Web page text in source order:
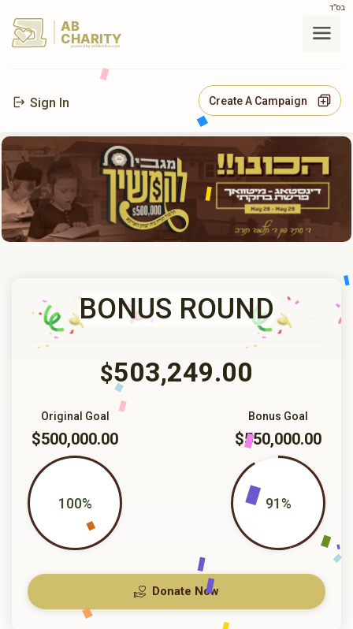
בס"ד
AB
CHARITY
powerd by ahblicklive.com
Sign In Create A Campaign
BONUS ROUND
$503,249.00
Bonus Goal
$550,000.00
91%
Original Goal
$500,000.00
100%
Donate Now